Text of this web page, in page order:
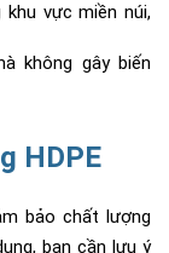
vực miền núi,
không gây biến
HDPE
bảo chất lượng
bạn cần lưu ý